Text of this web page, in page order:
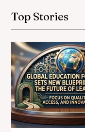
Top Stories